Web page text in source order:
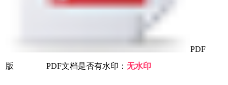
PDF
版 PDF文档是否有水印：无水印